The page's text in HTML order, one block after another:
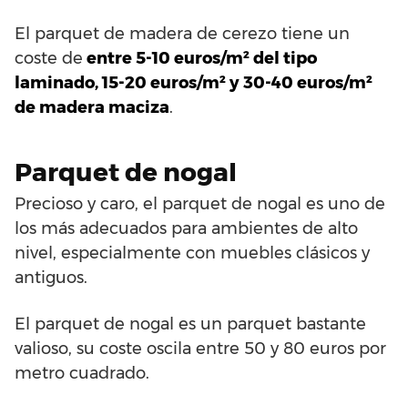
El parquet de madera de cerezo tiene un
coste de entre 5-10 euros/m² del tipo
laminado, 15-20 euros/m² y 30-40 euros/m²
de madera maciza.
Parquet de nogal
Precioso y caro, el parquet de nogal es uno de
los más adecuados para ambientes de alto
nivel, especialmente con muebles clásicos y
antiguos.
El parquet de nogal es un parquet bastante
valioso, su coste oscila entre 50 y 80 euros por
metro cuadrado.